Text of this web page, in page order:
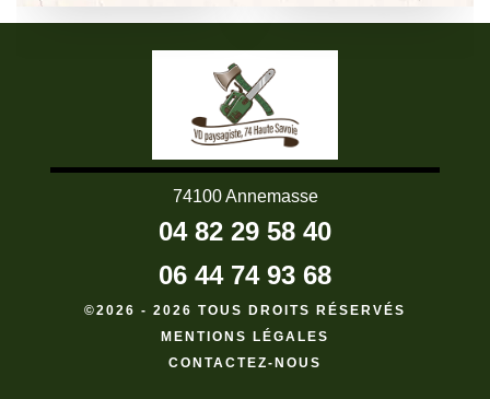
74100 Annemasse
04 82 29 58 40
06 44 74 93 68
©2026 - 2026 TOUS DROITS RÉSERVÉS
MENTIONS LÉGALES
CONTACTEZ-NOUS